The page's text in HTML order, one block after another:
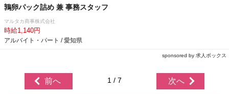
鶉卵パック詰め 兼 事務スタッフ
マルタカ商事株式会社
時給1,140円
アルバイト・パート / 愛知県
sponsored by 求人ボックス
前へ 1 / 7 次へ